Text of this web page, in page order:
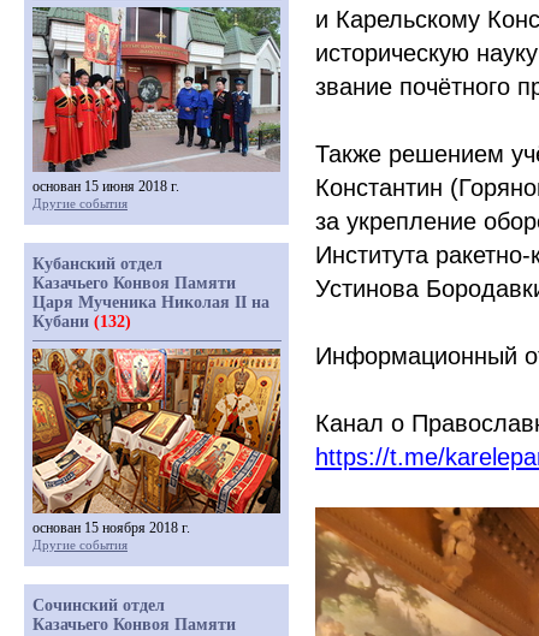
и Карельскому
историческую
звание почётного
Также решением
Константин
за укрепление
Института
Устинова
Информационный
Канал о
https://t.me/
основан 15 июня 2018 г.
Другие события
Кубанский отдел
Казачьего Конвоя Памяти
Царя Мученика Николая II на
Кубани (132)
основан 15 ноября 2018 г.
Другие события
Сочинский отдел
Казачьего Конвоя Памяти